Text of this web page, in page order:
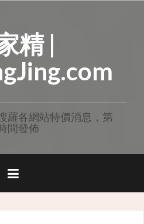
精 |
羅各網站特價消息，第
間發佈